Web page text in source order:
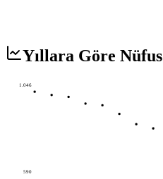
Yıllara Göre Nüfus
1.046
590